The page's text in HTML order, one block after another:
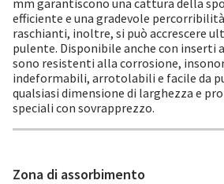
efficiente e una gradevole
raschianti, inoltre, si può accrescere
pulente. Disponibile anche con inserti
sono resistenti alla corrosione,
indeformabili, arrotolabili e facile da
qualsiasi dimensione di larghezza e
speciali con sovrapprezzo.
Zona di assorbimento